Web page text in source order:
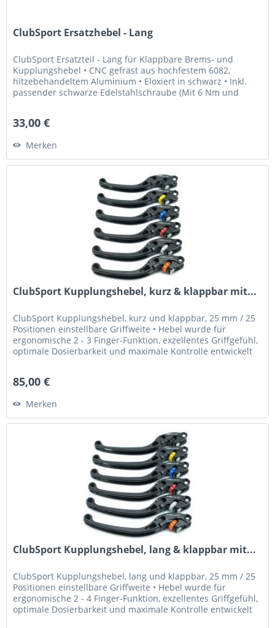
ClubSport Ersatzhebel - Lang
ClubSport Ersatzteil - Lang für Klappbare Brems- und
Kupplungshebel • CNC gefräst aus hochfestem 6082,
hitzebehandeltem Aluminium • Eloxiert in schwarz • Inkl.
passender schwarze Edelstahlschraube (Mit 6 Nm und
33,00 €
Merken
ClubSport Kupplungshebel, kurz & klappbar mit...
ClubSport Kupplungshebel, kurz und klappbar, 25 mm / 25
Positionen einstellbare Griffweite • Hebel wurde für
ergonomische 2 - 3 Finger-Funktion, exzellentes Griffgefühl,
optimale Dosierbarkeit und maximale Kontrolle entwickelt
85,00 €
Merken
ClubSport Kupplungshebel, lang & klappbar mit...
ClubSport Kupplungshebel, lang und klappbar, 25 mm / 25
Positionen einstellbare Griffweite • Hebel wurde für
ergonomische 2 - 4 Finger-Funktion, exzellentes Griffgefühl,
optimale Dosierbarkeit und maximale Kontrolle entwickelt